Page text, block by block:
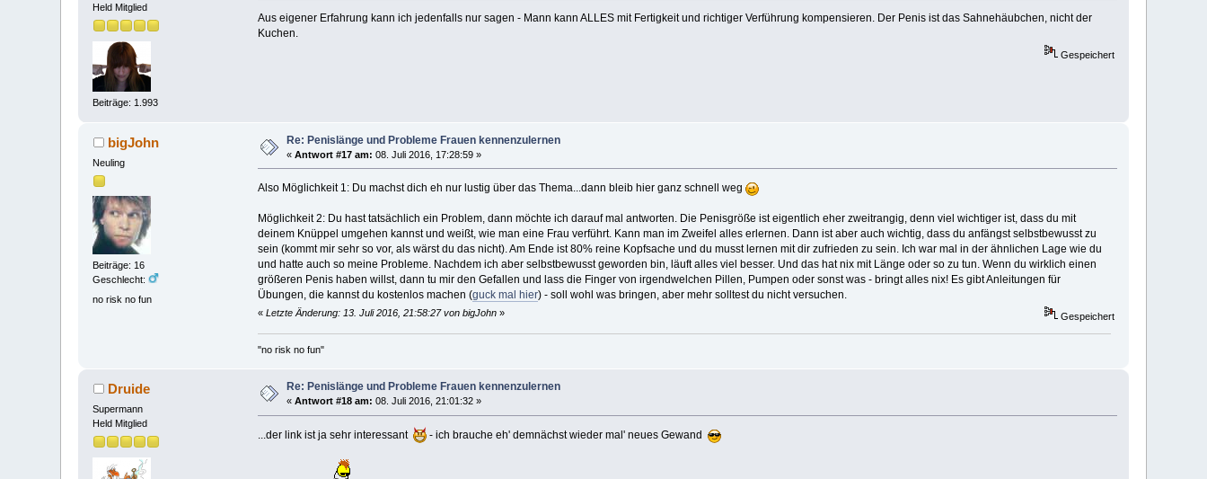
Held Mitglied
Beiträge: 1.993
Aus eigener Erfahrung kann ich jedenfalls nur sagen - Mann kann ALLES mit Fertigkeit und richtiger Verführung kompensieren. Der Penis ist das Sahnehäubchen, nicht der
Kuchen.
Gespeichert
bigJohn
Neuling
Beiträge: 16
Geschlecht:
no risk no fun
Re: Penislänge und Probleme Frauen kennenzulernen
«Antwort #17 am: 08. Juli 2016, 17:28:59 »
Also Möglichkeit 1: Du machst dich eh nur lustig über das Thema...dann bleib hier ganz schnell weg
Möglichkeit 2: Du hast tatsächlich ein Problem, dann möchte ich darauf mal antworten. Die Penisgröße ist eigentlich eher zweitrangig, denn viel wichtiger ist, dass du mit
deinem Knüppel umgehen kannst und weißt, wie man eine Frau verführt. Kann man im Zweifel alles erlernen. Dann ist aber auch wichtig, dass du anfängst selbstbewusst zu
sein (kommt mir sehr so vor, als wärst du das nicht). Am Ende ist 80% reine Kopfsache und du musst lernen mit dir zufrieden zu sein. Ich war mal in der ähnlichen Lage wie du
und hatte auch so meine Probleme. Nachdem ich aber selbstbewusst geworden bin, läuft alles viel besser. Und das hat nix mit Länge oder so zu tun. Wenn du wirklich einen
größeren Penis haben willst, dann tu mir den Gefallen und lass die Finger von irgendwelchen Pillen, Pumpen oder sonst was - bringt alles nix! Es gibt Anleitungen für
Übungen, die kannst du kostenlos machen (guck mal hier) - soll wohl was bringen, aber mehr solltest du nicht versuchen.
« Letzte Änderung: 13. Juli 2016, 21:58:27 von bigJohn» Gespeichert
"no risk no fun"
Druide
Supermann
Held Mitglied
Re: Penislänge und Probleme Frauen kennenzulernen
«Antwort #18 am: 08. Juli 2016, 21:01:32 »
...der link ist ja sehr interessant - ich brauche eh' demnächst wieder mal' neues Gewand